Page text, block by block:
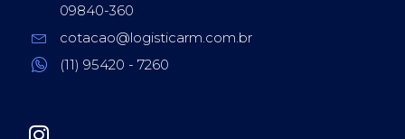
09840-360
cotacao@logisticarm.com.br
(11) 95420 - 7260